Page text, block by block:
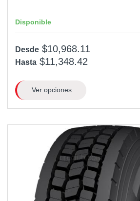
Disponible
Desde $10,968.11
Hasta $11,348.42
Ver opciones